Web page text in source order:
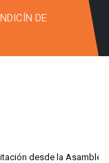
DE
desde la Asamblea